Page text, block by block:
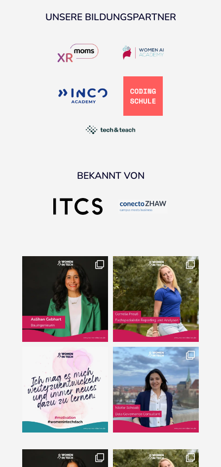
UNSERE BILDUNGSPARTNER
BEKANNT VON